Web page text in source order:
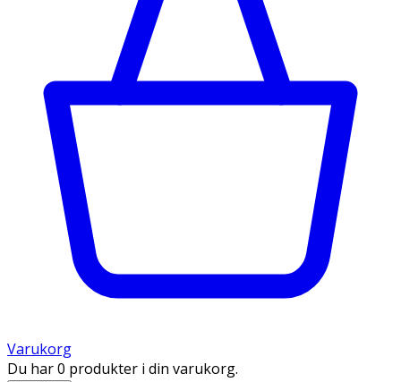
Varukorg
Du har 0 produkter i din varukorg.